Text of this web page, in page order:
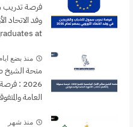
فرصة تدريب
at
منذ بضع
منحة الشيخ
2026 :
العامة
منذ شهر